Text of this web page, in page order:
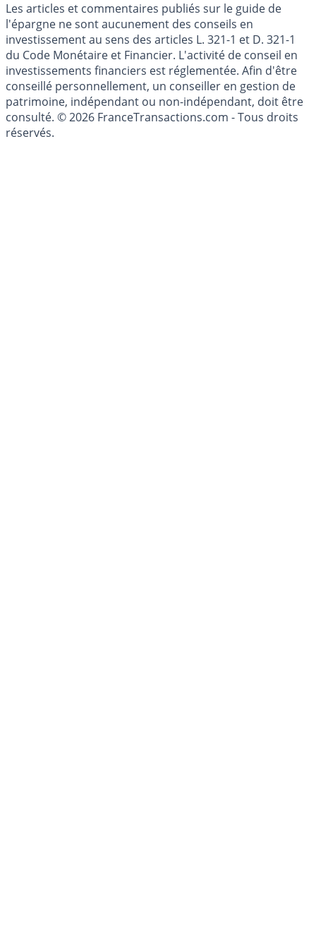
Les articles et commentaires publiés sur le guide de
l'épargne ne sont aucunement des conseils en
investissement au sens des articles L. 321-1 et D. 321-1
du Code Monétaire et Financier. L'activité de conseil en
investissements financiers est réglementée. Afin d'être
conseillé personnellement, un conseiller en gestion de
patrimoine, indépendant ou non-indépendant, doit être
consulté. © 2026 FranceTransactions.com - Tous droits
réservés.